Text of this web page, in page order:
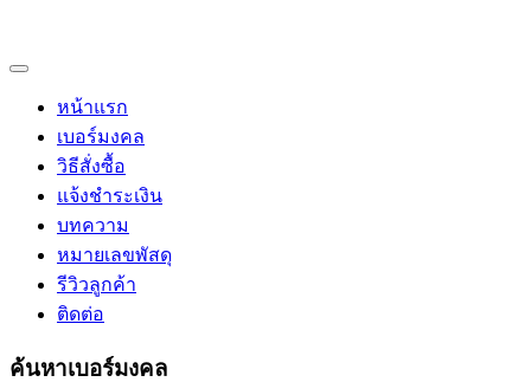
หน้าแรก
เบอร์มงคล
วิธีสั่งซื้อ
แจ้งชำระเงิน
บทความ
หมายเลขพัสดุ
รีวิวลูกค้า
ติดต่อ
ค้นหาเบอร์มงคล